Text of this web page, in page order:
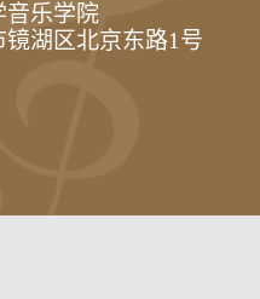
音乐学院
湖区北京东路1号